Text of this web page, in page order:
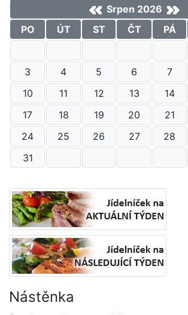
Srpen 2026
PO
ÚT ST ČT PÁ
3
4 5 6 7
10
11 12 13 14
17
18 19 20 21
24
25 26 27 28
31
Nástěnka